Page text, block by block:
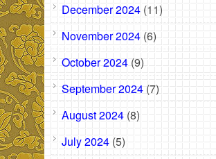
December 2024 (11)
November 2024 (6)
October 2024 (9)
September 2024 (7)
August 2024 (8)
July 2024 (5)